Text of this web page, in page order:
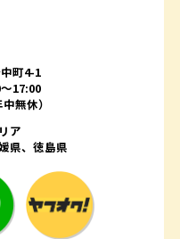
町4-1
17:00
無休）
ア
県、徳島県